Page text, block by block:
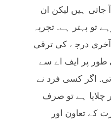
جاتی ہیں لیکن ان
تو بہتر ہے. تجربہ
درجے کی ترقی
طور پر ایف اے سے
اگر کسی فرد نے
چلایا ہے تو صرف
کے تعاون اور